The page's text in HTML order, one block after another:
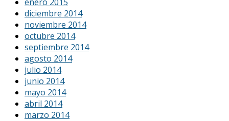
diciembre 2014
noviembre 2014
octubre 2014
septiembre 2014
agosto 2014
julio 2014
junio 2014
mayo 2014
abril 2014
marzo 2014